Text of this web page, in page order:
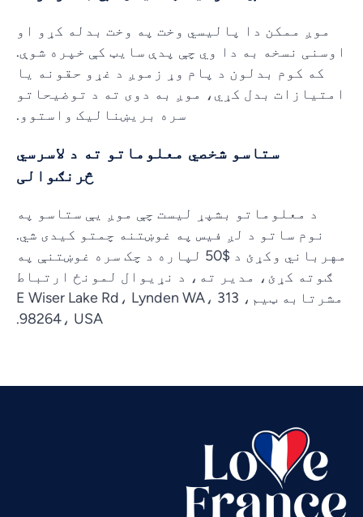
موږ ممکن دا پالیسي وخت په وخت بدله کړو او
اوسنی نسخه به دا وي چې پدې سایټ کې خپره شوې.
که کوم بدلون د پام وړ زموږ د غړو حقونه یا
امتیازات بدل کړي، موږ به دوی ته د توضیحاتو
سره بریښنالیک واستوو.
ستاسو شخصي معلوماتو ته د لاسرسي
څرنګوالی
د معلوماتو بشپړ لیست چې موږ یې ستاسو په
نوم ساتو د لږ فیس په غوښتنه چمتو کیدی شي.
مهرباني وکړئ د $50 لپاره د چک سره غوښتنې په
ګوته کړئ، مدیر ته، د نړیوال لمونځ ارتباط
مشرتابه ټیم، 313 E Wiser Lake Rd، Lynden WA،
98264، USA.
Russian
Spanish
Swahili
Tamil